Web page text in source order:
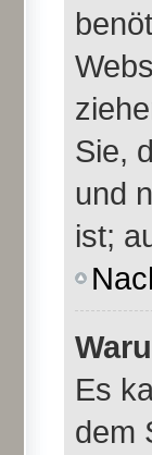
Sie,
und
ist;
Es
dem